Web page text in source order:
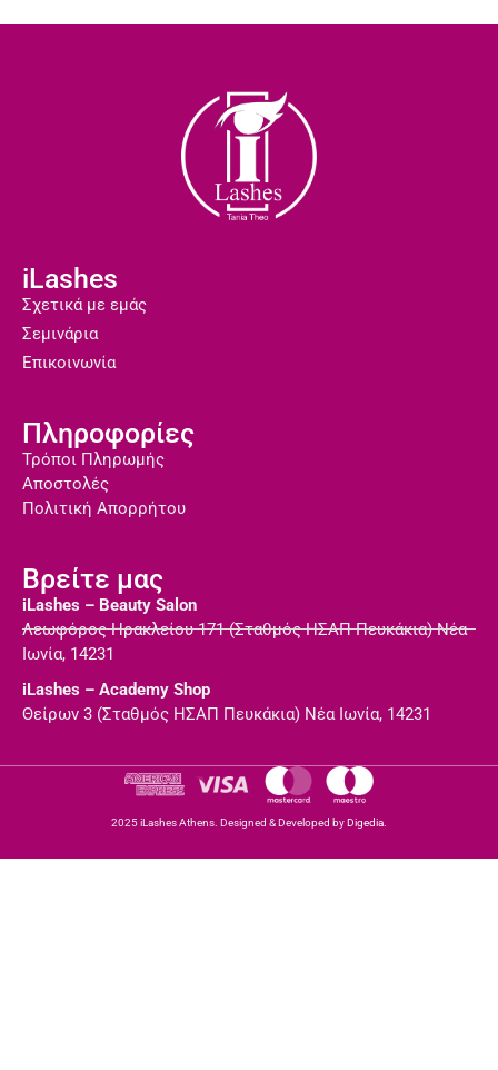
iLashes
Σχετικά με εμάς
Σεμινάρια
Επικοινωνία
Πληροφορίες
Τρόποι Πληρωμής
Αποστολές
Πολιτική Απορρήτου
Βρείτε μας
iLashes – Beauty Salon
Λεωφόρος Ηρακλείου 171 (Σταθμός ΗΣΑΠ Πευκάκια) Νέα
Ιωνία, 14231
iLashes – Academy Shop
Θείρων 3 (Σταθμός ΗΣΑΠ Πευκάκια) Νέα Ιωνία, 14231
2025 iLashes Athens. Designed & Developed by Digedia.